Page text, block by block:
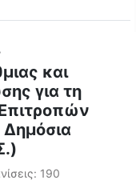
και
για τη
190